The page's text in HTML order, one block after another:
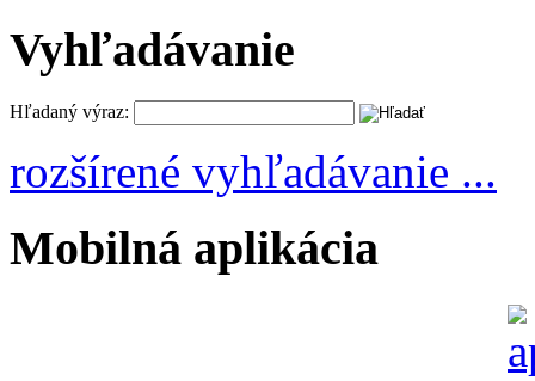
Vyhľadávanie
Hľadaný výraz:
rozšírené vyhľadávanie ...
Mobilná aplikácia